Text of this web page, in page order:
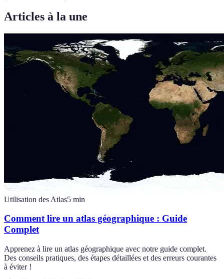
Articles à la une
Utilisation des Atlas5 min
Comment lire un atlas géographique : Guide
Complet
Apprenez à lire un atlas géographique avec notre guide complet.
Des conseils pratiques, des étapes détaillées et des erreurs courantes
à éviter !